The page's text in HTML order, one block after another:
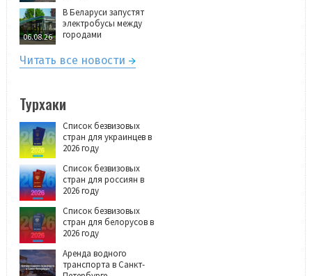
06.08.26
В Беларуси запустят
электробусы между
городами
Читать все новости
Турхаки
Список безвизовых
стран для украинцев в
2026 году
Список безвизовых
стран для россиян в
2026 году
Список безвизовых
стран для белорусов в
2026 году
Аренда водного
транспорта в Санкт-